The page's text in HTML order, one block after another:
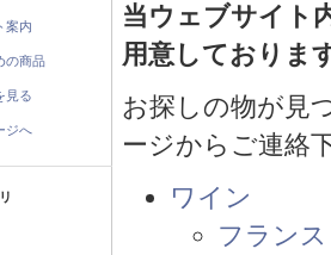
案内
の商品
見る
ジへ
当ウェブサイト
用意しておりま
お探しの物が見
ージからご連絡
ワイン
フランス